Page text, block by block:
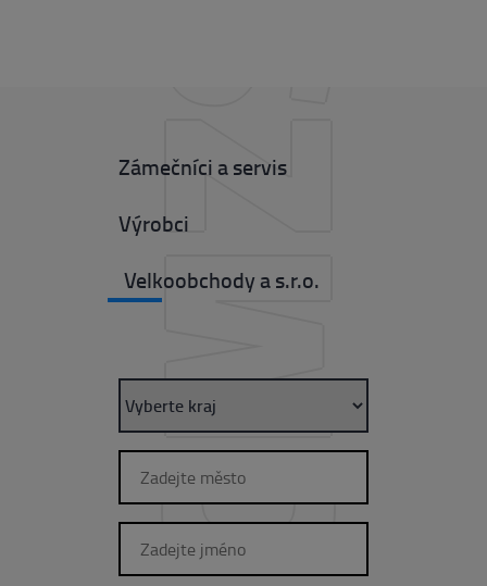
CMZS
Zámečníci a servis
Výrobci
Velkoobchody a s.r.o.